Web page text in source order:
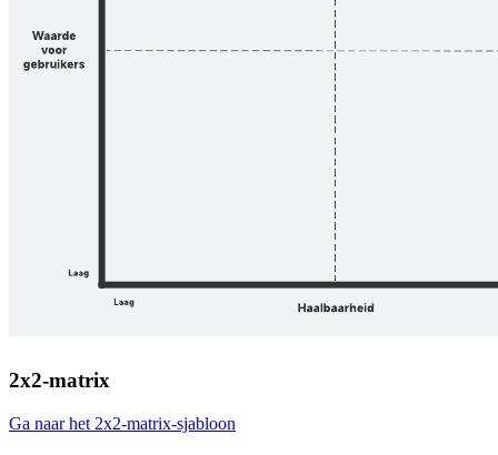
2x2-matrix
Ga naar het 2x2-matrix-sjabloon